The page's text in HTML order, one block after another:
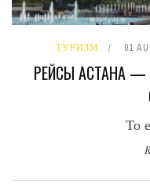
ТУРИЗМ 01
РЕЙСЫ АСТАНА
То